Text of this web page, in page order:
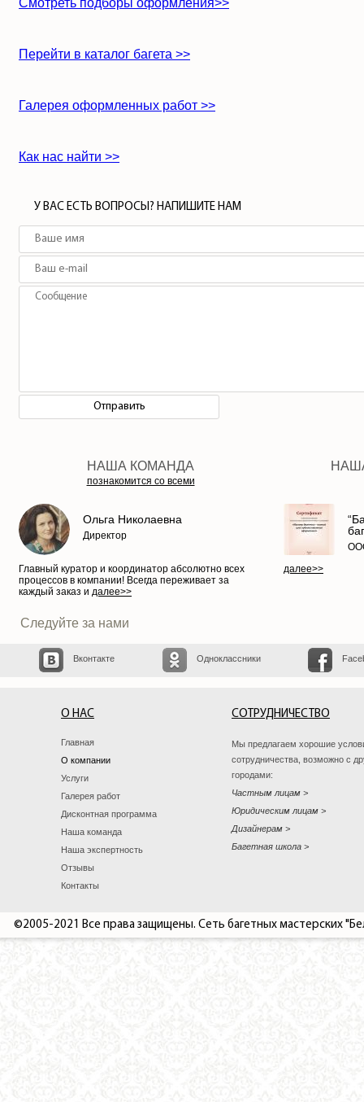
Перейти в каталог багета >>
Галерея оформленных работ >>
Как нас найти >>
У ВАС ЕСТЬ ВОПРОСЫ? НАПИШИТЕ НАМ
НАША КОМАНДА
познакомится со всеми
Ольга Николаевна
Директор
Главный куратор и координатор абсолютно всех
процессов в компании! Всегда переживает за
каждый заказ и далее>>
далее>>
Следуйте за нами
Вконтакте Одноклассники
О НАС
Главная
О компании
Услуги
Галерея работ
Дисконтная программа
Наша команда
Наша экспертность
Отзывы
Контакты
СОТРУДНИЧЕСТВО
Мы предлагаем хорошие
сотрудничества, возможно с
городами:
Частным лицам
Юридическим лицам
Дизайнерам
Багетная школа
©2005-2021 Все права защищены. Сеть багетных мастерских